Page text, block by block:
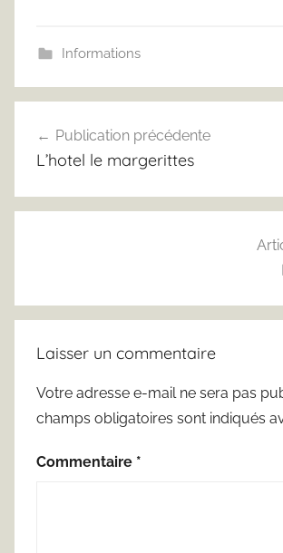
Informations
de
Publication précédente
L’hotel le margerittes
Laisser un commentaire
Votre adresse e-mail ne sera pas
champs obligatoires sont indiqués
Commentaire *